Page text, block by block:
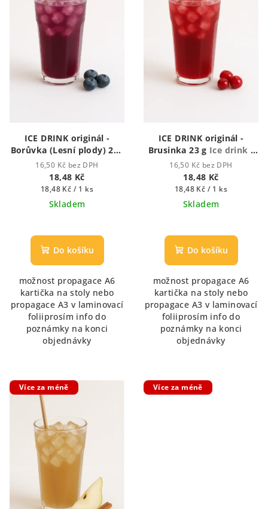
ICE DRINK originál -
Borůvka (Lesní plody) 23g
Ice Drink - Ledový nápoj
16,50 Kč bez DPH
18,48 Kč
Měrná
cena:
18,48 Kč / 1 ks
Skladem
Do košíku
možnost propagace A6
kartička na stoly nebo
propagace A3 v laminovací
foliiprosím info do
poznámky na konci
objednávky
ICE DRINK originál -
Brusinka 23 g Ice drink -
ledový nápoj
16,50 Kč bez DPH
18,48 Kč
Měrná
cena:
18,48 Kč / 1 ks
Skladem
Do košíku
možnost propagace A6
kartička na stoly nebo
propagace A3 v laminovací
foliiprosím info do
poznámky na konci
objednávky
Více za méně Více za méně